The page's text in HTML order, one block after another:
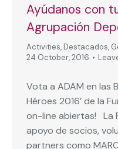
Ayúdanos con
Agrupación
Activities, Destacados,
24 October, 2016
Vota a ADAM en las
Héroes 2016’ de la
on-line abiertas! La
apoyo de socios,
partners como